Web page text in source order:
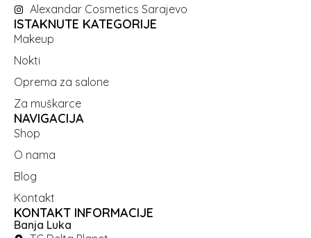
Alexandar Cosmetics Sarajevo
ISTAKNUTE KATEGORIJE
Makeup
Nokti
Oprema za salone
Za muškarce
NAVIGACIJA
Shop
O nama
Blog
Kontakt
KONTAKT INFORMACIJE
Banja Luka